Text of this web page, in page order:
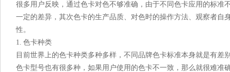
很多用户反映，通过色卡对色不够准确，由于不同色卡应用的标准不
一定的差异，其次色卡的生产品质、对色时的操作方法、观察者自
性。
1. 色卡种类
目前世界上的色卡种类多种多样，不同品牌色卡标准本身就是有差别的，即使
色卡型号也有很多种，如果用户使用的色卡不一致，那么就很难准